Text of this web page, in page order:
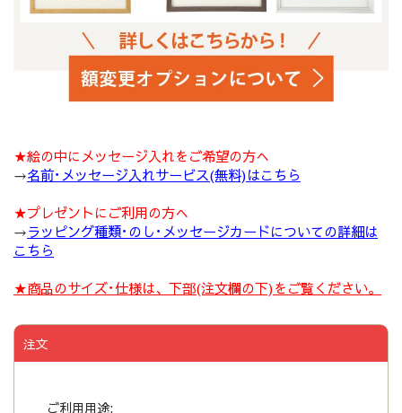
★絵の中にメッセージ入れをご希望の方へ
→名前･メッセージ入れサービス(無料)はこちら
★プレゼントにご利用の方へ
→ラッピング種類･のし･メッセージカードについての詳細は
こちら
★商品のサイズ･仕様は、下部(注文欄の下)をご覧ください。
注文
ご利用用途: